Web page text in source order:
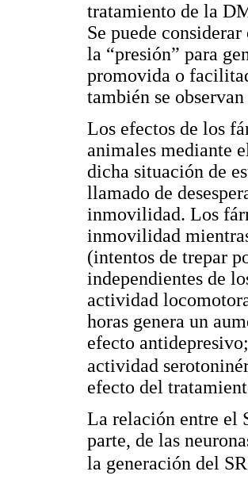
tratamiento de la
Se puede
la “presión” para
promovida o
también se
Los efectos de los
animales mediante
dicha situación de
llamado de
inmovilidad. Los
inmovilidad
(intentos de trepar
independientes de
actividad
horas genera un
efecto
actividad
efecto del
La relación entre el
parte, de las
la generación del